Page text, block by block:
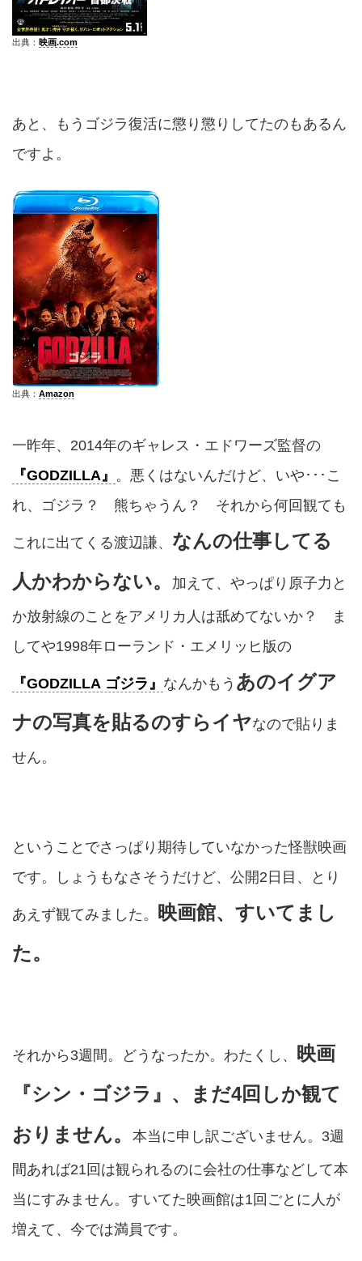
出典： 映画.com
あと、もうゴジラ復活に懲り懲りしてたのもあるん
ですよ。
出典： Amazon
一昨年、2014年のギャレス・エドワーズ監督の
『GODZILLA』 。悪くはないんだけど、いや･･･こ
れ、ゴジラ？ 熊ちゃうん？ それから何回観ても
これに出てくる渡辺謙、 なんの仕事してる
人かわからない。
加えて、やっぱり原子力と
か放射線のことをアメリカ人は舐めてないか？ ま
してや1998年ローランド・エメリッヒ版の
『GODZILLA ゴジラ』 なんかもう あのイグア
ナの写真を貼るのすらイヤなので貼りま
せん。
ということでさっぱり期待していなかった怪獣映画
です。しょうもなさそうだけど、公開2日目、とり
あえず観てみました。 映画館、すいてまし
た。
それから3週間。どうなったか。わたくし、 映画
『シン・ゴジラ』、まだ4回しか観て
おりません。
本当に申し訳ございません。3週
間あれば21回は観られるのに会社の仕事などして本
当にすみません。すいてた映画館は1回ごとに人が
増えて、今では満員です。